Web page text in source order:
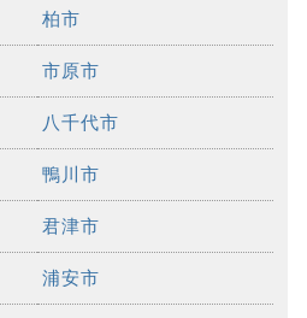
柏市
市原市
八千代市
鴨川市
君津市
浦安市